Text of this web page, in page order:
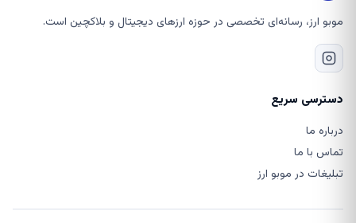
موبو ارز، رسانه‌ای تخصصی در حوزه ارزهای دیجیتال و بلاکچین است.
دسترسی سریع
درباره ما
تماس با ما
تبلیغات در موبو ارز